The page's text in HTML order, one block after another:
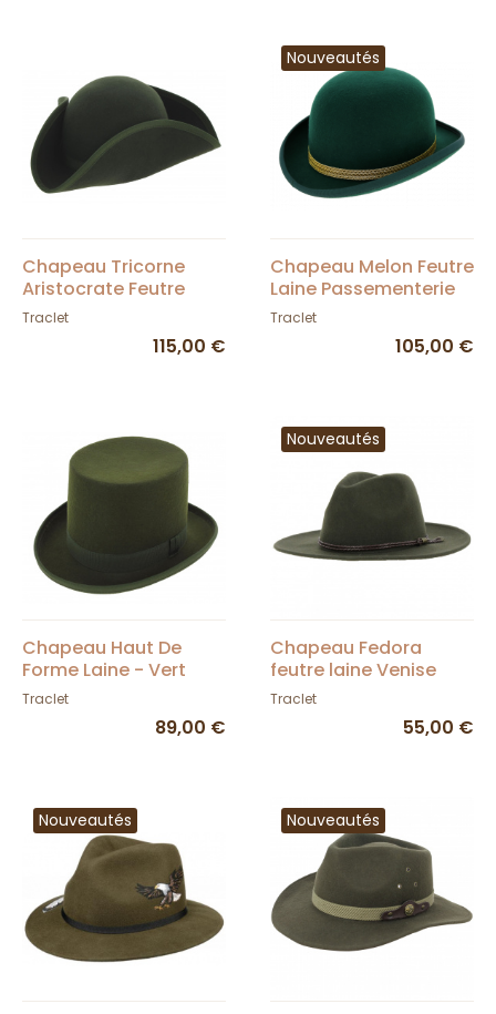
Chapeau Tricorne
Aristocrate Feutre
Laine Vert - Traclet
Traclet
115,00 €
Nouveautés
Chapeau Melon Feutre
Laine Passementerie
Vert - Traclet
Traclet
105,00 €
Chapeau Haut De
Forme Laine - Vert
Bouteille
Traclet
89,00 €
Nouveautés
Chapeau Fedora
feutre laine Venise
Vert Kaki - Traclet
Traclet
55,00 €
Nouveautés Nouveautés